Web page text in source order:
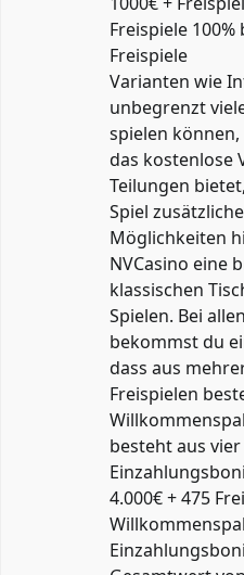
Freispiele 100%
Freispiele
Varianten wie
unbegrenzt
spielen können,
das kostenlose
Teilungen
Spiel
Möglichkeiten
NVCasino eine
klassischen
Spielen. Bei
bekommst du
dass aus
Freispielen
besteht aus
4.000€ + 475